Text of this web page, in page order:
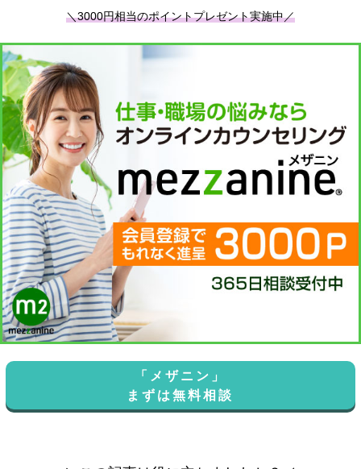
＼3000円相当のポイントプレゼント実施中／
「メザニン」
まずは無料相談